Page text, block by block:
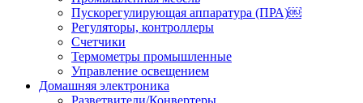
Пускорегулирующая аппаратура (ПРА)￼
Регуляторы, контроллеры
Счетчики
Термометры промышленные
Управление освещением
Домашняя электроника
Разветвители/Конвертеры